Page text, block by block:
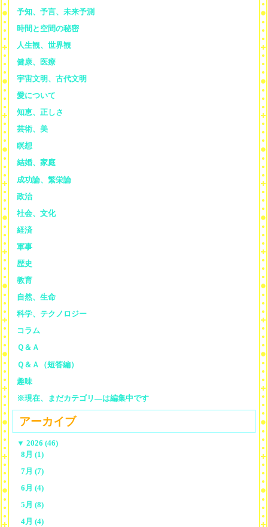
予知、予言、未来予測
時間と空間の秘密
人生観、世界観
健康、医療
宇宙文明、古代文明
愛について
知恵、正しさ
芸術、美
瞑想
結婚、家庭
成功論、繁栄論
政治
社会、文化
経済
軍事
歴史
教育
自然、生命
科学、テクノロジー
コラム
Ｑ＆Ａ
Ｑ＆Ａ（短答編）
趣味
※現在、まだカテゴリ—は編集中です
アーカイブ
▼ 2026 (46)
8月 (1)
7月 (7)
6月 (4)
5月 (8)
4月 (4)